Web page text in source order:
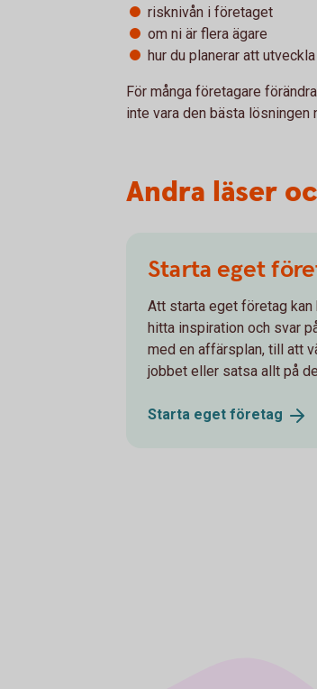
risknivån i företaget
om ni är flera ägare
hur du planerar att
För många företagare
inte vara den bästa lösningen
Andra läser
Starta eget
Att starta eget företag kan
hitta inspiration och svar
med en affärsplan, till att
jobbet eller satsa allt på
Starta eget företag